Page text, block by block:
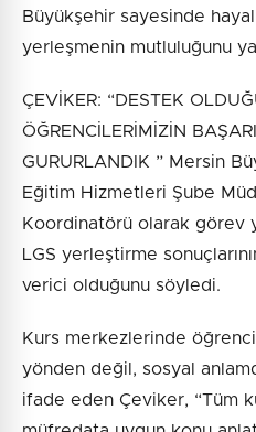
Büyükşehir sayesinde
yerleşmenin mutluluğunu
ÇEVİKER: “DESTEK
ÖĞRENCİLERİMİZİN
GURURLANDIK ” Mersin
Eğitim Hizmetleri Şube
Koordinatörü olarak görev
LGS yerleştirme
verici olduğunu söyledi.
Kurs merkezlerinde
yönden değil, sosyal
ifade eden Çeviker, “Tüm